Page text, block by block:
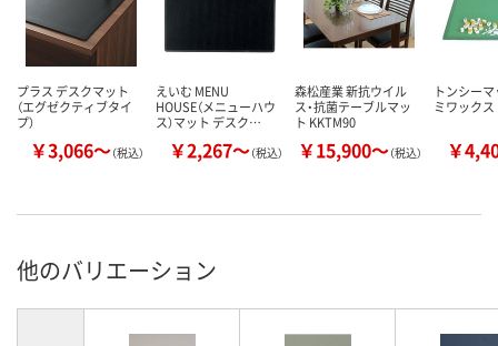
プラス デスクマット
（エグゼクティブタイ
プ）
￥3,066～（税込）
えいむ MENU
HOUSE（メニューハウ
ス）マット デスク…
￥2,267～（税込）
森松産業 新抗ウイル
ス・抗菌テーブルマッ
ト KKTM90
￥15,900～（税込）
トンシー
ミワックス
￥
他のバリエーション